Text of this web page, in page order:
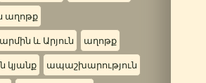
աղոթք
և Արյուն աղոթք
կյանք ապաշխարություն